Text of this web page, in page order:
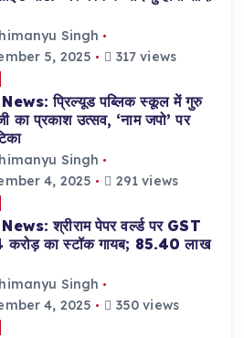
Singh
5, 2025
317 views
प्रिल्यूड पब्लिक स्कूल में गुरु
का प्रकाश उत्सव, ‘नाम जपो’ पर
Singh
4, 2025
291 views
श्रीराम पेपर वर्ल्ड पर GST
करोड़ का स्टॉक गायब; 85.40 लाख
Singh
4, 2025
350 views